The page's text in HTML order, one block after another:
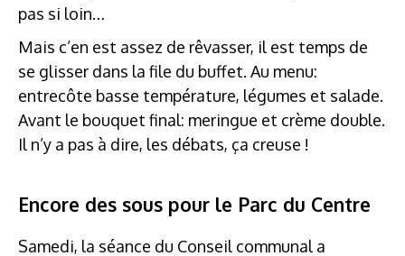
pas si loin…
Mais c’en est assez de rêvasser, il est temps de
se glisser dans la file du buffet. Au menu:
entrecôte basse température, légumes et salade.
Avant le bouquet final: meringue et crème double.
Il n’y a pas à dire, les débats, ça creuse !
Encore des sous pour le Parc du Centre
Samedi, la séance du Conseil communal a